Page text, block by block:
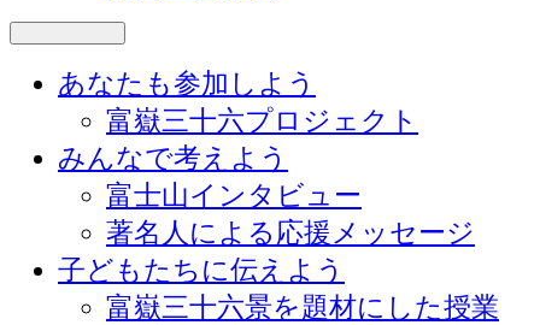
あなたも参加しよう
富嶽三十六プロジェクト
みんなで考えよう
富士山インタビュー
著名人による応援メッセージ
子どもたちに伝えよう
富嶽三十六景を題材にした授業